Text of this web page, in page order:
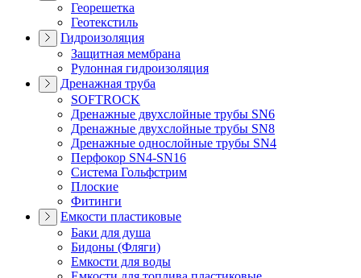
Георешетка
Геотекстиль
Гидроизоляция
Защитная мембрана
Рулонная гидроизоляция
Дренажная труба
SOFTROCK
Дренажные двухслойные трубы SN6
Дренажные двухслойные трубы SN8
Дренажные однослойные трубы SN4
Перфокор SN4-SN16
Система Гольфстрим
Плоские
Фитинги
Емкости пластиковые
Баки для душа
Бидоны (Фляги)
Емкости для воды